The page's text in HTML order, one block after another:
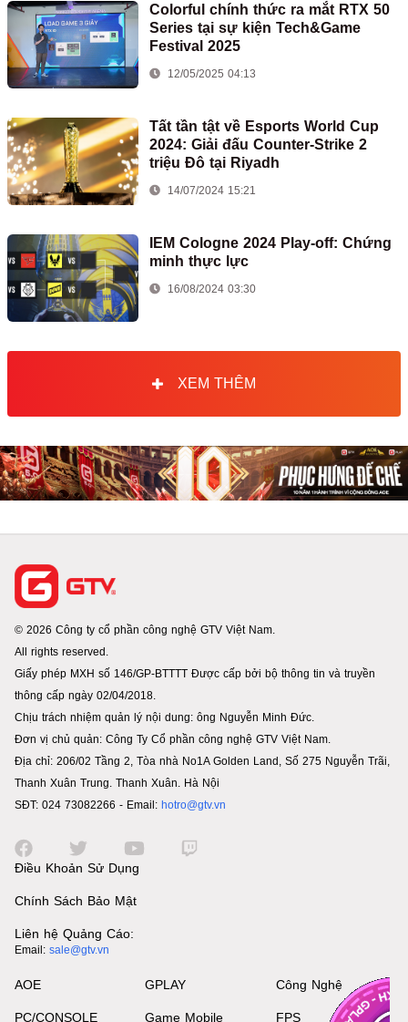
Colorful chính thức ra mắt RTX 50
Series tại sự kiện Tech&Game
Festival 2025
12/05/2025 04:13
Tất tần tật về Esports World Cup
2024: Giải đấu Counter-Strike 2
triệu Đô tại Riyadh
14/07/2024 15:21
IEM Cologne 2024 Play-off: Chứng
minh thực lực
16/08/2024 03:30
XEM THÊM
© 2026 Công ty cổ phần công nghệ GTV Việt Nam.
All rights reserved.
Giấy phép MXH số 146/GP-BTTTT Được cấp bởi bộ thông tin và truyền
thông cấp ngày 02/04/2018.
Chịu trách nhiệm quản lý nội dung: ông Nguyễn Minh Đức.
Đơn vị chủ quản: Công Ty Cổ phần công nghệ GTV Việt Nam.
Địa chỉ: 206/02 Tầng 2, Tòa nhà No1A Golden Land, Số 275 Nguyễn Trãi,
Thanh Xuân Trung. Thanh Xuân. Hà Nội
SĐT: 024 73082266 - Email: hotro@gtv.vn
Điều Khoản Sử Dụng
Chính Sách Bảo Mật
Liên hệ Quảng Cáo:
Email: sale@gtv.vn
AOE
PC/CONSOLE
GPLAY
Game Mobile
Công Nghệ
FPS